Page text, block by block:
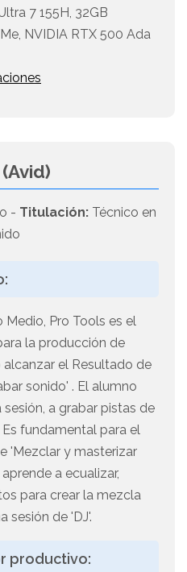
7 155H, 32GB
NVIDIA RTX 500 Ada
(Avid)
- Titulación: Técnico en
Medio, Pro Tools es el
la producción de
el Resultado de
sonido' . El alumno
a grabar pistas de
fundamental para el
'Mezclar y masterizar
a ecualizar,
para crear la mezcla
sesión de 'DJ'.
productivo: